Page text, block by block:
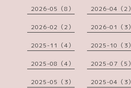
2026-05（8） 2026-04（2）
2026-02（2） 2026-01（3）
2025-11（4） 2025-10（3）
2025-08（4） 2025-07（5）
2025-05（3） 2025-04（3）